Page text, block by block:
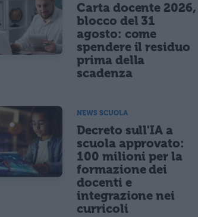
Carta docente 2026,
blocco del 31
agosto: come
spendere il residuo
prima della
scadenza
NEWS SCUOLA
Decreto sull'IA a
scuola approvato:
100 milioni per la
formazione dei
docenti e
integrazione nei
curricoli